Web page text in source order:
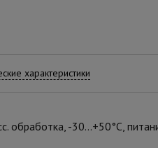
характеристики
обработка, -30…+50°С,